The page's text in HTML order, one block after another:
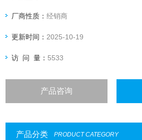
厂商性质：经销商
更新时间： 2025-10-19
访 问 量： 5533
产品咨询
产品分类 PRODUCT CATEGORY